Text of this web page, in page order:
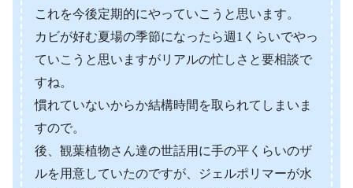
これを今後定期的にやっていこうと思います。
カビが好む夏場の季節になったら週1くらいでやっ
ていこうと思いますがリアルの忙しさと要相談で
すね。
慣れていないからか結構時間を取られてしまいま
すので。
後、観葉植物さん達の世話用に手の平くらいのザ
ルを用意していたのですが、ジェルポリマーが水